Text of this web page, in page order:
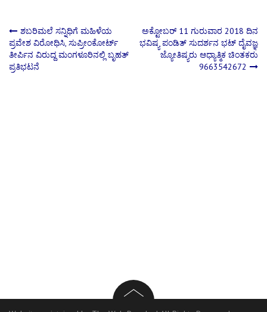
Post
navigation
ಶಬರಿಮಲೆ ಸನ್ನಿಧಿಗೆ ಮಹಿಳೆಯ
ಪ್ರವೇಶ ವಿರೋಧಿಸಿ, ಸುಪ್ರೀಂಕೋರ್ಟ್
ತೀರ್ಪಿನ ವಿರುದ್ದ ಮಂಗಳೂರಿನಲ್ಲಿ ಬೃಹತ್
ಪ್ರತಿಭಟನೆ
ಅಕ್ಟೋಬರ್ 11 ಗುರುವಾರ 2018 ದಿನ
ಭವಿಷ್ಯ ಪಂಡಿತ್ ಸುದರ್ಶನ ಭಟ್ ದೈವಜ್ಞ
ಜ್ಯೋತಿಷ್ಯರು ಆಧ್ಯಾತ್ಮಿಕ ಚಿಂತಕರು
9663542672